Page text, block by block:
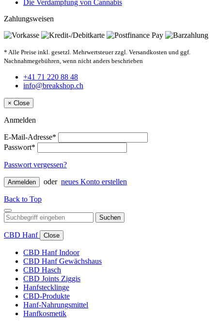
Die Verdampfung von Cannabis
Zahlungsweisen
* Alle Preise inkl. gesetzl. Mehrwertsteuer zzgl. Versandkosten und ggf.
Nachnahmegebühren, wenn nicht anders beschrieben
+41 71 220 88 48
info@breakshop.ch
× Close
Anmelden
E-Mail-Adresse*
Passwort*
Passwort vergessen?
Anmelden oder neues Konto erstellen
Back to Top
Suchen
CBD Hanf Close
CBD Hanf Indoor
CBD Hanf Gewächshaus
CBD Hasch
CBD Joints Ziggis
Hanfstecklinge
CBD-Produkte
Hanf-Nahrungsmittel
Hanfkosmetik